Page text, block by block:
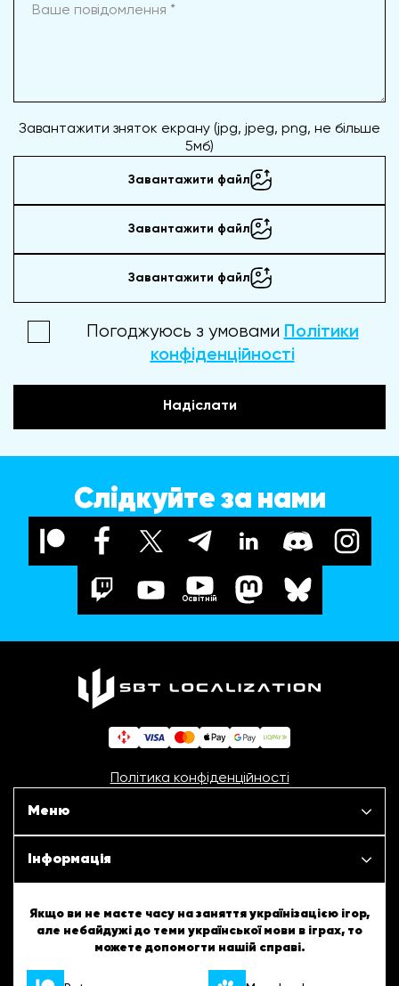
Завантажити зняток екрану (jpg, jpeg, png, не більше
5мб)
Завантажити файл
Завантажити файл
Завантажити файл
Погоджуюсь з умовами Політики
конфіденційності
Надіслати
Слідкуйте за нами
Освітній
Політика конфіденційності
Меню
Наші проєкти
Інформація
ШБТурнір
ШБТворчість
Якщо ви не маєте часу на заняття українізацією ігор,
але небайдужі до теми української мови в іграх, то
можете допомогти нашій справі.